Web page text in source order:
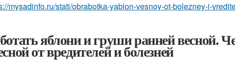
mysadinfo.ru/stati/obrabotka-yablon-vesnoy-ot-bolezney-i-
яблони и груши ранней весной.
от вредителей и болезней